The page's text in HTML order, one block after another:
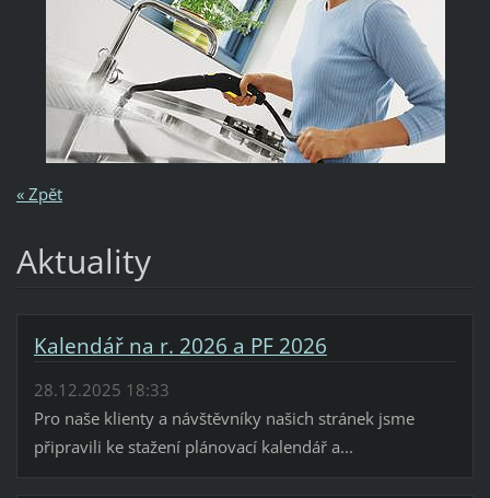
« Zpět
Aktuality
Kalendář na r. 2026 a PF 2026
28.12.2025 18:33
Pro naše klienty a návštěvníky našich stránek jsme
připravili ke stažení plánovací kalendář a...